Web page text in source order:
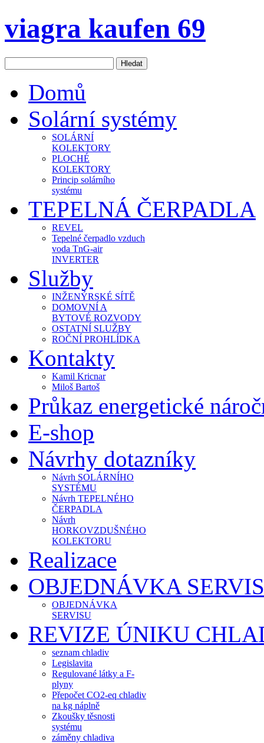
viagra kaufen 69
Domů
Solární systémy
SOLÁRNÍ
KOLEKTORY
PLOCHÉ
KOLEKTORY
Princip solárního
systému
TEPELNÁ ČERPADLA
REVEL
Tepelné čerpadlo vzduch
voda TnG-air
INVERTER
Služby
INŽENÝRSKÉ SÍTĚ
DOMOVNÍ A
BYTOVÉ ROZVODY
OSTATNÍ SLUŽBY
ROČNÍ PROHLÍDKA
Kontakty
Kamil Kricnar
Miloš Bartoš
Průkaz energetické
E-shop
Návrhy dotazníky
Návrh SOLÁRNÍHO
SYSTÉMU
Návrh TEPELNÉHO
ČERPADLA
Návrh
HORKOVZDUŠNÉHO
KOLEKTORU
Realizace
OBJEDNÁVKA
OBJEDNÁVKA
SERVISU
REVIZE ÚNIKU
seznam chladiv
Legislavita
Regulované látky a F-
plyny
Přepočet CO2-eq chladiv
na kg náplně
Zkoušky těsnosti
systému
záměny chladiva